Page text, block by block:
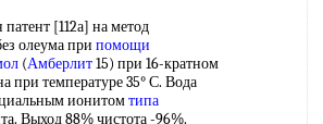
[112а] на метод
олеума при помощи
(Амберлит15) при 16-кратном
при температуре 35° С. Вода
ионитомтипа
Выход 88% чистота -96%.